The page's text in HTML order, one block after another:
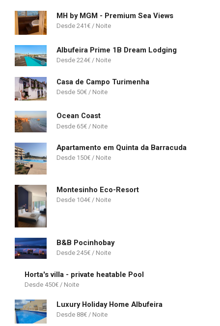
MH by MGM - Premium Sea Views
241€
Albufeira Prime 1B Dream Lodging
224€
Casa de Campo Turimenha
50€
Ocean Coast
65€
Apartamento em Quinta da Barracuda
150€
Montesinho Eco-Resort
104€
B&B Pocinhobay
245€
Horta's villa - private heatable Pool
450€
Luxury Holiday Home Albufeira
88€